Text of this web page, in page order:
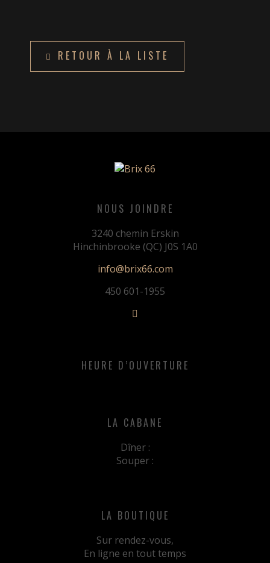
RETOUR À LA LISTE
NOUS JOINDRE
3240 chemin Erskin
Hinchinbrooke (QC) J0S 1A0
info@brix66.com
450 601-1955
HEURE D’OUVERTURE
LA CABANE
Dîner :
Souper :
LA BOUTIQUE
Sur rendez-vous,
En ligne en tout temps